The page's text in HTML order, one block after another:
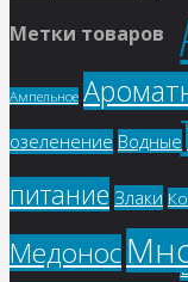
Метки товаров
Ампельное
озеленение Водные
питание Злаки
Медонос